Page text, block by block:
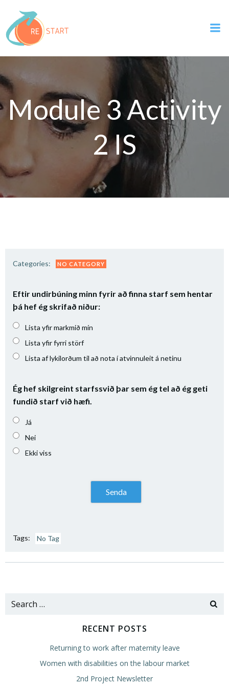
Module 3 Activity
2 IS
Categories: NO CATEGORY
Eftir undirbúning minn fyrir að finna starf sem hentar
þá hef ég skrifað niður:
Lista yfir markmið mín
Lista yfir fyrri störf
Lista af lykilorðum til að nota í atvinnuleit á netinu
Ég hef skilgreint starfssvið þar sem ég tel að ég geti
fundið starf við hæfi.
Já
Nei
Ekki viss
Tags: No Tag
Post
Post
Search
RECENT POSTS
Returning to work after maternity leave
Women with disabilities on the labour market
2nd Project Newsletter